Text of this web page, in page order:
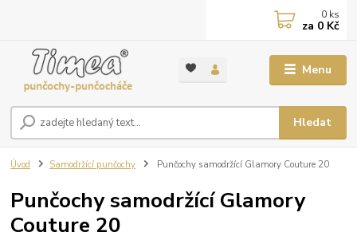
Menu
Hledat
0 ks
za 0 Kč
Úvod Samodržící punčochy Punčochy samodržící Glamory Couture 20
Punčochy samodržící Glamory
Couture 20